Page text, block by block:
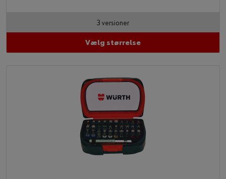
3 versioner
Vælg størrelse